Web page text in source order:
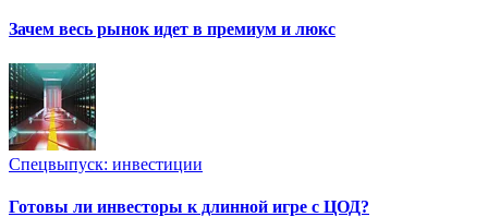
Зачем весь рынок идет в премиум и люкс
Спецвыпуск: инвестиции
Готовы ли инвесторы к длинной игре с ЦОД?